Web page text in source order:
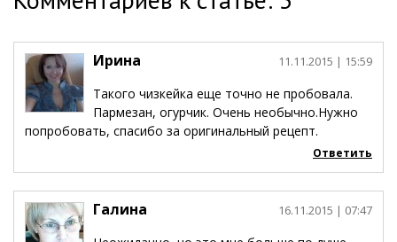
Ирина 11.11.2015 | 15:59
Такого чизкейка еще точно не пробовала.
Пармезан, огурчик. Очень необычно.Нужно
попробовать, спасибо за оригинальный рецепт.
Ответить
Галина 16.11.2015 | 07:47